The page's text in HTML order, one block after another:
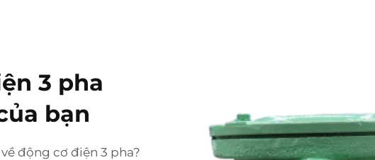
3 pha
bạn
động cơ điện 3 pha?